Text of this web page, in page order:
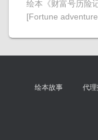
绘本《财富号历险
[Fortune
绘本故事 代